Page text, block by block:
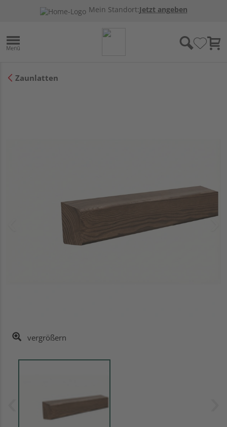
Mein Standort:Jetzt angeben
Zaunlatten
vergrößern